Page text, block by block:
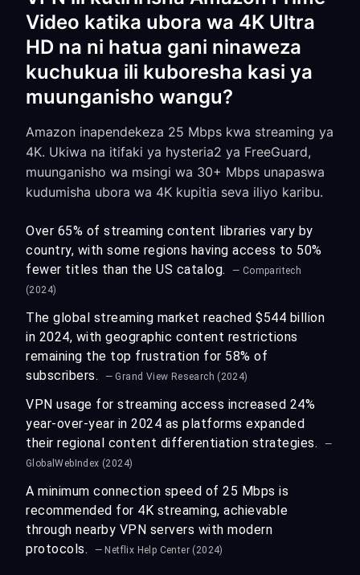
Video katika ubora wa 4K Ultra
HD na ni hatua gani ninaweza
kuchukua ili kuboresha kasi ya
muunganisho wangu?
Amazon inapendekeza 25 Mbps kwa streaming ya
4K. Ukiwa na itifaki ya hysteria2 ya FreeGuard,
muunganisho wa msingi wa 30+ Mbps unapaswa
kudumisha ubora wa 4K kupitia seva iliyo karibu.
Over 65% of streaming content libraries vary by
country, with some regions having access to 50%
fewer titles than the US catalog.
— Comparitech
(2024)
The global streaming market reached $544 billion
in 2024, with geographic content restrictions
remaining the top frustration for 58% of
subscribers.
— Grand View Research (2024)
VPN usage for streaming access increased 24%
year-over-year in 2024 as platforms expanded
their regional content differentiation strategies.
—
GlobalWebIndex (2024)
A minimum connection speed of 25 Mbps is
recommended for 4K streaming, achievable
through nearby VPN servers with modern
protocols.
— Netflix Help Center (2024)